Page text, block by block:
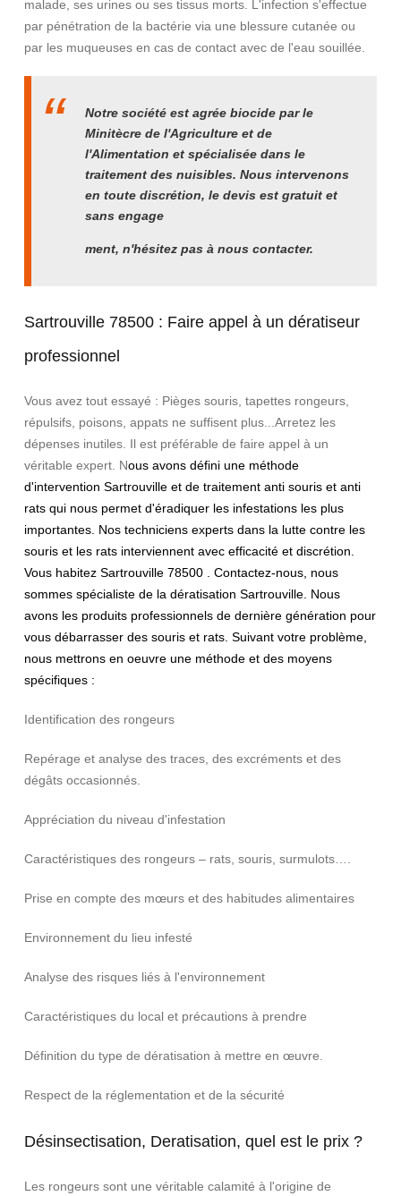
malade, ses urines ou ses tissus morts. L'infection s'effectue
par pénétration de la bactérie via une blessure cutanée ou
par les muqueuses en cas de contact avec de l'eau souillée.
Notre société est agrée biocide par le
Minitècre de l'Agriculture et de
l'Alimentation et spécialisée dans le
traitement des nuisibles. Nous intervenons
en toute discrétion, le devis est gratuit et
sans engage
ment, n'hésitez pas à nous contacter.
Sartrouville 78500 : Faire appel à un dératiseur
professionnel
Vous avez tout essayé : Pièges souris, tapettes rongeurs,
répulsifs, poisons, appats ne suffisent plus...Arretez les
dépenses inutiles. Il est préférable de faire appel à un
véritable expert. Nous avons défini une méthode
d'intervention Sartrouville et de traitement anti souris et anti
rats qui nous permet d'éradiquer les infestations les plus
importantes. Nos techniciens experts dans la lutte contre les
souris et les rats interviennent avec efficacité et discrétion.
Vous habitez Sartrouville 78500 . Contactez-nous, nous
sommes spécialiste de la dératisation Sartrouville. Nous
avons les produits professionnels de dernière génération pour
vous débarrasser des souris et rats. Suivant votre problème,
nous mettrons en oeuvre une méthode et des moyens
spécifiques :
Identification des rongeurs
Repérage et analyse des traces, des excréments et des
dégâts occasionnés.
Appréciation du niveau d'infestation
Caractéristiques des rongeurs – rats, souris, surmulots….
Prise en compte des mœurs et des habitudes alimentaires
Environnement du lieu infesté
Analyse des risques liés à l'environnement
Caractéristiques du local et précautions à prendre
Définition du type de dératisation à mettre en œuvre.
Respect de la réglementation et de la sécurité
Désinsectisation, Deratisation, quel est le prix ?
Les rongeurs sont une véritable calamité à l'origine de